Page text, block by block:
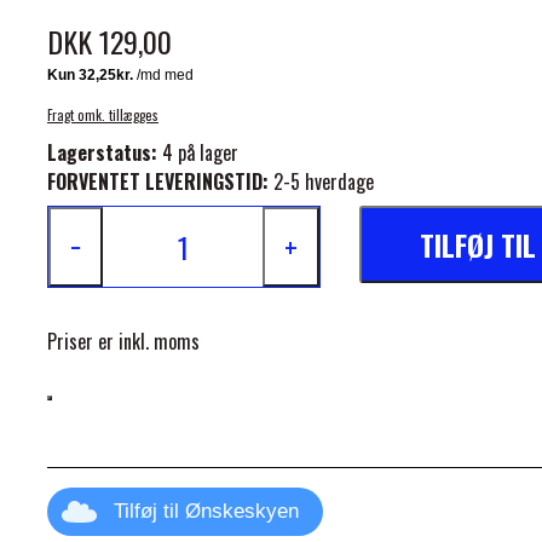
DKK 129,00
Fragt omk. tillægges
Lagerstatus: 4 på lager
FORVENTET LEVERINGSTID: 2-5 hverdage
− + TILFØJ
Priser er inkl. moms
Tilføj til Ønskeskyen